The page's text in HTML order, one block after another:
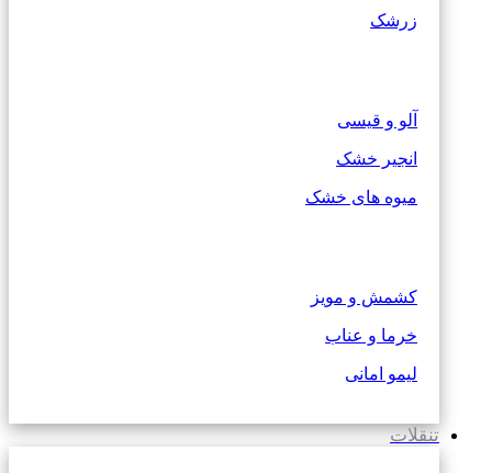
زرشک
آلو و قیسی
انجیر خشک
میوه های خشک
کشمش و مویز
خرما و عناب
لیمو امانی
تنقلات